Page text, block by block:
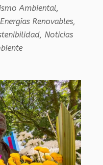
Ambiental,
Energías Renovables,
,Noticias